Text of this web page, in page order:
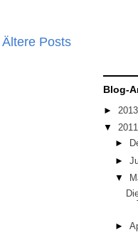
Ältere Posts
Blog-
► 2013
▼ 2011
►
►
▼
►